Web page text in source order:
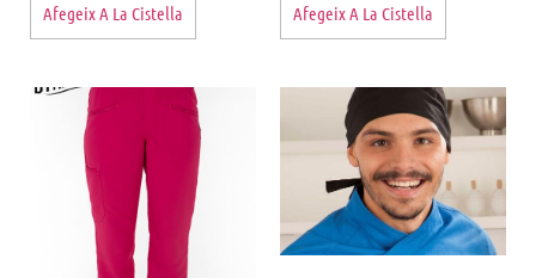
Afegeix A La Cistella Afegeix A La Cistella